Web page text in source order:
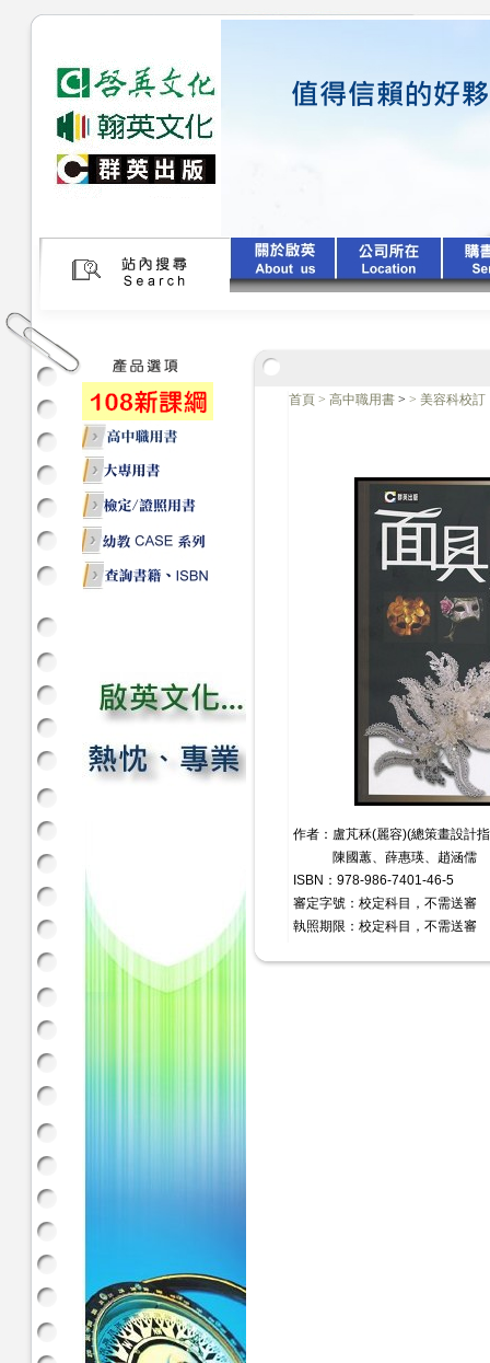
首頁 > 高中職用書 > > 美容科校訂
作者：盧芃秝(麗容)(總策畫設計
陳國蕙、薛惠瑛、趙涵儒
ISBN：978-986-7401-46-5
審定字號：校定科目，不需送審
執照期限：校定科目，不需送審